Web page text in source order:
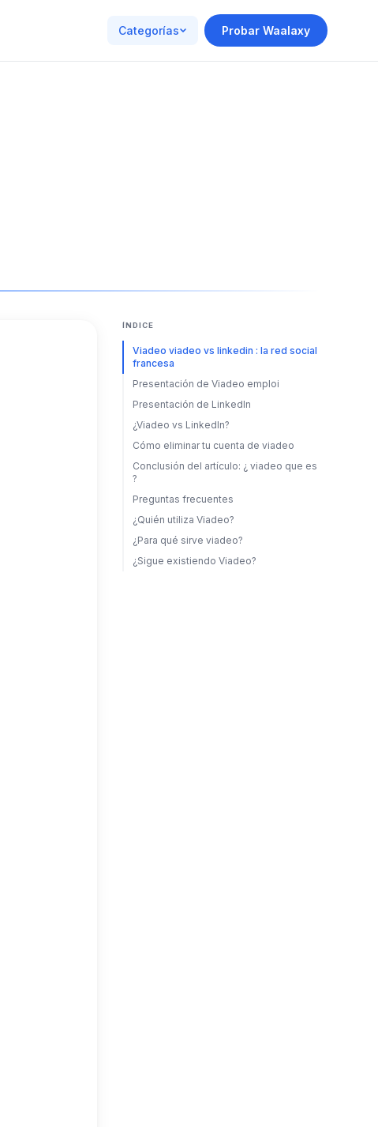
Categorías Probar Waalaxy
ÍNDICE
Viadeo viadeo vs linkedin : la red social
francesa
Presentación de Viadeo emploi
Presentación de LinkedIn
¿Viadeo vs LinkedIn?
Cómo eliminar tu cuenta de viadeo
Conclusión del artículo: ¿ viadeo que es
?
Preguntas frecuentes
¿Quién utiliza Viadeo?
¿Para qué sirve viadeo?
¿Sigue existiendo Viadeo?